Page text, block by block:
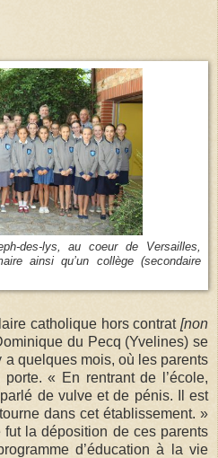
des-lys, au coeur de Versailles,
ainsi qu’un collège (secondaire
catholique hors contrat [non
du Pecq (Yvelines) se
quelques mois, où les parents
« En rentrant de l’école,
de vulve et de pénis. Il est
dans cet établissement. »
la déposition de ces parents
d’éducation à la vie